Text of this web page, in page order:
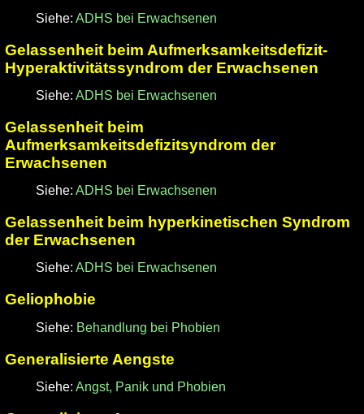
Siehe:ADHS bei Erwachsenen
Gelassenheit beim Aufmerksamkeitsdefizit-
Hyperaktivitätssyndrom der Erwachsenen
Siehe:ADHS bei Erwachsenen
Gelassenheit beim
Aufmerksamkeitsdefizitsyndrom der
Erwachsenen
Siehe:ADHS bei Erwachsenen
Gelassenheit beim hyperkinetischen Syndrom
der Erwachsenen
Siehe:ADHS bei Erwachsenen
Geliophobie
Siehe: Behandlung bei Phobien
Generalisierte Aengste
Siehe:Angst, Panik und Phobien